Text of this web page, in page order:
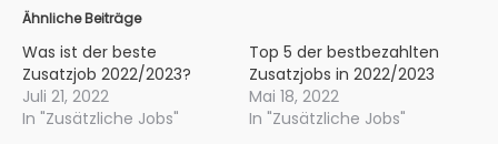
Ähnliche Beiträge
Was ist der beste
Zusatzjob 2022/2023?
Juli 21, 2022
In "Zusätzliche Jobs"
Top 5 der bestbezahlten
Zusatzjobs in 2022/2023
Mai 18, 2022
In "Zusätzliche Jobs"